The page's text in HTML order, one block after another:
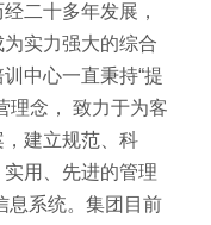
二十多年发展，
实力强大的综合
中心一直秉持“提
理念， 致力于为客
建立规范、科
用、先进的管理
息系统。集团目前